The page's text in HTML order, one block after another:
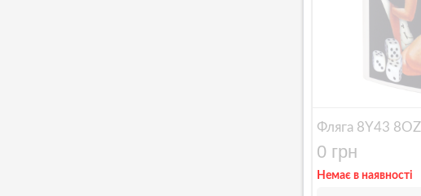
Фляга 8Y43 8OZ
0 грн
Немає в наявності